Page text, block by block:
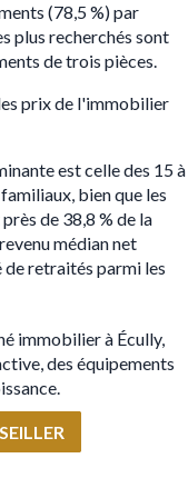
(78,5 %) par
plus recherchés sont
de trois pièces.
prix de l'immobilier
est celle des 15 à
bien que les
de 38,8 % de la
médian net
de retraités parmi les
immobilier à Écully,
des équipements